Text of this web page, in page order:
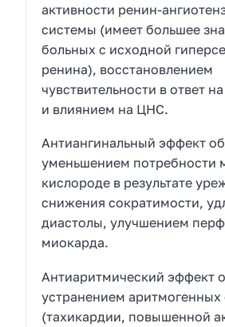
активности ренин-
системы (имеет большее
больных с исходной
ренина), восстановлением
чувствительности в ответ
и влиянием на ЦНС.
Антиангинальный эффект
уменьшением потребности
кислороде в результате
снижения сократимости,
диастолы, улучшением
миокарда.
Антиаритмический эффект
устранением аритмогенных
(тахикардии, повышенной